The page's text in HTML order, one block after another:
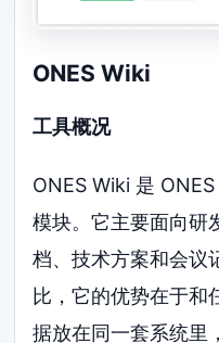
ONES Wiki
工具概况
ONES Wiki 是
模块。它主要面向研
档、技术方案和会议
比，它的优势在于和
据放在同一套系统里